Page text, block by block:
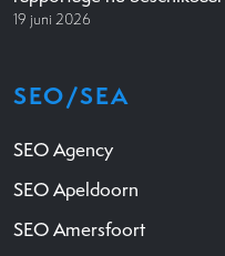
19 juni 2026
SEO/SEA
SEO Agency
SEO Apeldoorn
SEO Amersfoort